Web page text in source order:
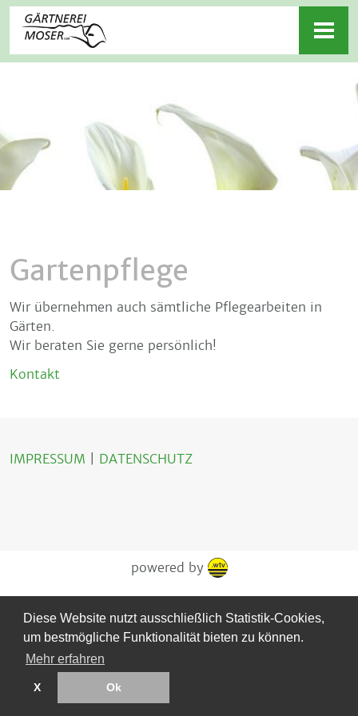
Diese Website nutzt ausschließlich Statistik-Cookies,
um bestmögliche Funktionalität bieten zu können.
Mehr erfahren
X Ok
Zum
Hauptinhalt
Gartenpflege
Wir übernehmen auch sämtliche Pflegearbeiten in
Gärten.
Wir beraten Sie gerne persönlich!
Kontakt
IMPRESSUM DATENSCHUTZ
powered by